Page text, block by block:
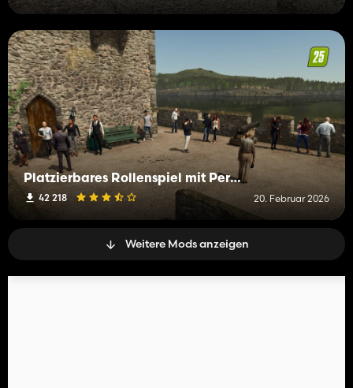
Platzierbares Rollenspiel mit Personen
42 218 20. Februar 2026
Weitere Mods anzeigen